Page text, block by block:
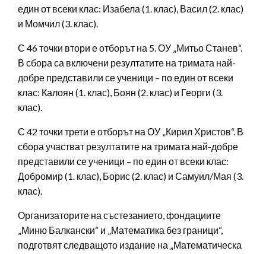
един от всеки клас: Изабела (1. клас), Васил (2. клас)
и Момчил (3. клас).
С 46 точки втори е отборът на 5. ОУ „Митьо Станев“.
В сбора са включени резултатите на тримата най-
добре представили се ученици – по един от всеки
клас: Калоян (1. клас), Боян (2. клас) и Георги (3.
клас).
С 42 точки трети е отборът на ОУ „Кирил Христов“. В
сбора участват резултатите на тримата най-добре
представили се ученици – по един от всеки клас:
Добромир (1. клас), Борис (2. клас) и Самуил/Мая (3.
клас).
Организаторите на състезанието, фондациите
„Миню Балкански“ и „Математика без граници“,
подготвят следващото издание на „Математическа